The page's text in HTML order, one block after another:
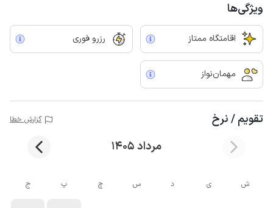
ویژگی‌ها
اقامتگاه ممتاز رزرو فوری
مهمان‌نواز
تقویم / نرخ گزارش خطا
مرداد 1405
ش ی د س چ پ ج